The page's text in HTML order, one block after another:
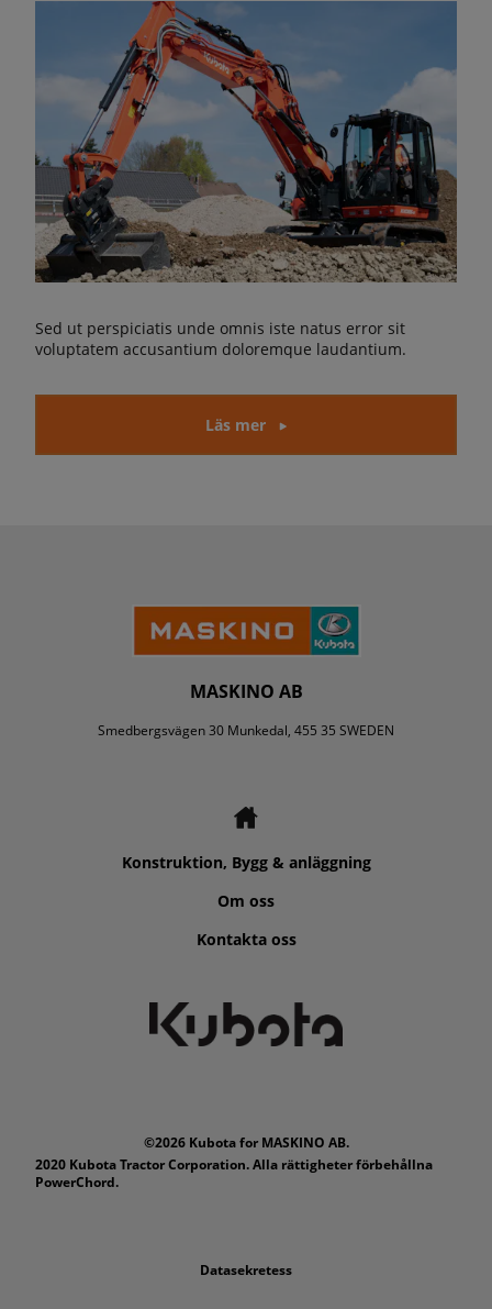
Sed ut perspiciatis unde omnis iste natus error sit
voluptatem accusantium doloremque laudantium.
Läs mer
MASKINO AB
Smedbergsvägen 30 Munkedal, 455 35 SWEDEN
Konstruktion, Bygg & anläggning
Om oss
Kontakta oss
©2026 Kubota for MASKINO AB.
2020 Kubota Tractor Corporation. Alla rättigheter förbehållna
PowerChord.
Datasekretess